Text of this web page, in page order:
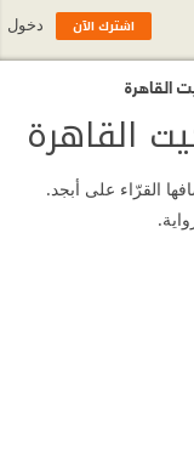
القاهرة
القاهرة
القرّاء على أبجد.
اشترك الآن دخول